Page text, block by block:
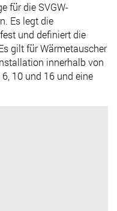
für die SVGW-
Es legt die
und definiert die
gilt für Wärmetauscher
innerhalb von
10 und 16 und eine